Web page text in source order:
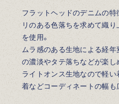
フラットヘッドのデニムの
リのある色落ちを求めて織
を使用。
ムラ感のある生地による経年
の濃淡やタテ落ちなどが楽し
ライトオンス生地なので軽
着などコーディネートの幅も